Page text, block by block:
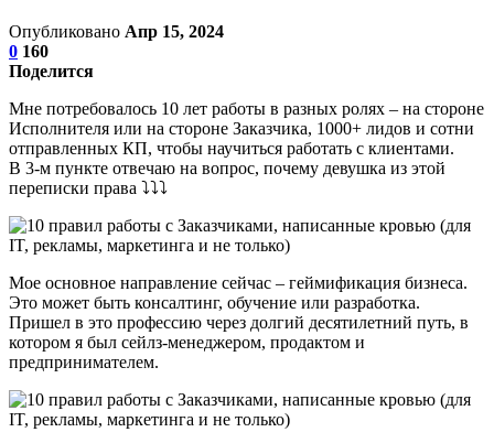
Опубликовано Апр 15, 2024
0 160
Поделится
Мне потребовалось 10 лет работы в разных ролях – на стороне
Исполнителя или на стороне Заказчика, 1000+ лидов и сотни
отправленных КП, чтобы научиться работать с клиентами.
В 3-м пункте отвечаю на вопрос, почему девушка из этой
переписки права ⤵⤵⤵
Мое основное направление сейчас – геймификация бизнеса.
Это может быть консалтинг, обучение или разработка.
Пришел в это профессию через долгий десятилетний путь, в
котором я был сейлз-менеджером, продактом и
предпринимателем.